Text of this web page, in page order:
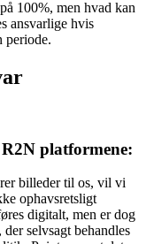
100%, men hvad kan
ansvarlige hvis
periode.
platformene:
billeder til os, vil vi
ophavsretsligt
digitalt, men er dog
selvsagt behandles